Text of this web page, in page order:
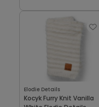
Elodie Details
Kocyk Furry Knit Vanilla